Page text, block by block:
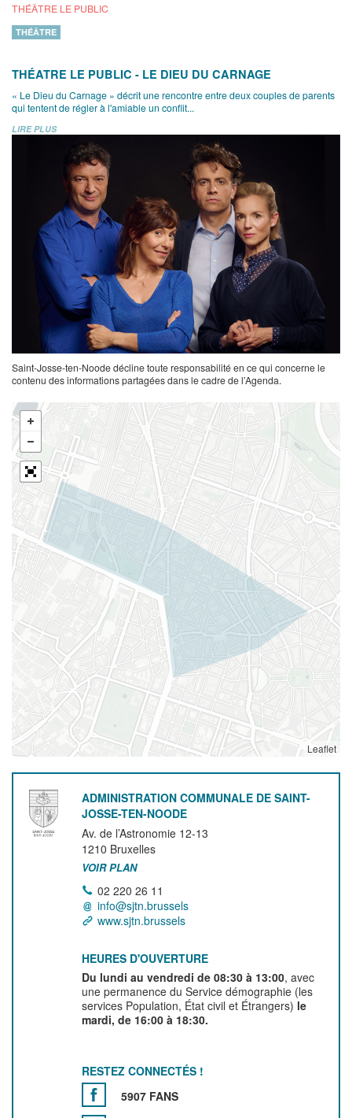
THÉÂTRE LE PUBLIC
THÉÂTRE
THÉATRE LE PUBLIC - LE DIEU DU CARNAGE
« Le Dieu du Carnage » décrit une rencontre entre deux couples de parents
qui tentent de régler à l'amiable un conflit...
LIRE PLUS
Saint-Josse-ten-Noode décline toute responsabilité en ce qui concerne le
contenu des informations partagées dans le cadre de l’Agenda.
Leaflet
ADMINISTRATION COMMUNALE DE SAINT-
JOSSE-TEN-NOODE
Av. de l’Astronomie 12-13
1210 Bruxelles
VOIR PLAN
02 220 26 11
info@sjtn.brussels
www.sjtn.brussels
HEURES D'OUVERTURE
Du lundi au vendredi de 08:30 à 13:00, avec
une permanence du Service démographie (les
services Population, État civil et Étrangers) le
mardi, de 16:00 à 18:30.
RESTEZ CONNECTÉS !
5907 FANS